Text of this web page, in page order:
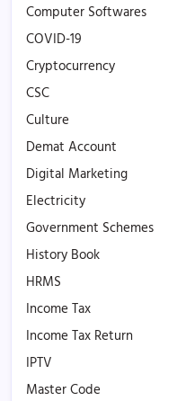
Computer Softwares
COVID-19
Cryptocurrency
CSC
Culture
Demat Account
Digital Marketing
Electricity
Government Schemes
History Book
HRMS
Income Tax
Income Tax Return
IPTV
Master Code